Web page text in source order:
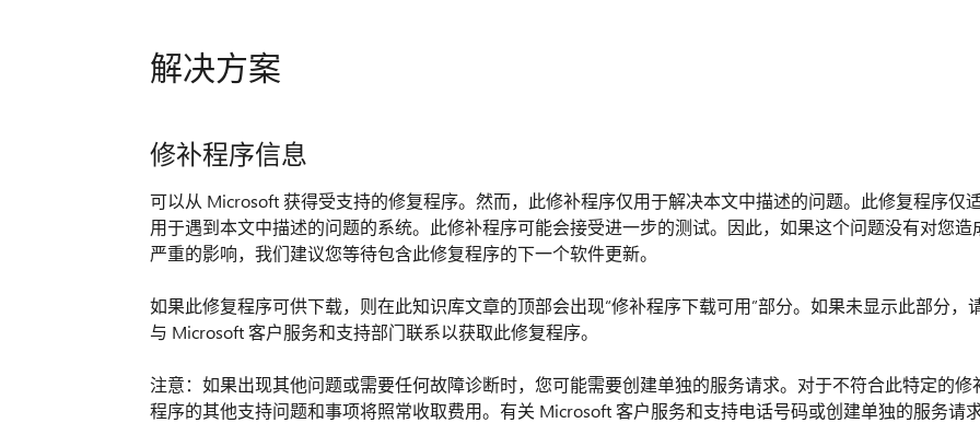
解决方案
修补程序信息
可以从 Microsoft 获得受支持的修复程序。然而，此修补程序仅用于解决本文中描述的问题。此修复程序仅
用于遇到本文中描述的问题的系统。此修补程序可能会接受进一步的测试。因此，如果这个问题没有对您造
严重的影响，我们建议您等待包含此修复程序的下一个软件更新。
如果此修复程序可供下载，则在此知识库文章的顶部会出现“修补程序下载可用”部分。如果未显示此部分，
与 Microsoft 客户服务和支持部门联系以获取此修复程序。
注意：如果出现其他问题或需要任何故障诊断时，您可能需要创建单独的服务请求。对于不符合此特定的修
程序的其他支持问题和事项将照常收取费用。有关 Microsoft 客户服务和支持电话号码或创建单独的服务请